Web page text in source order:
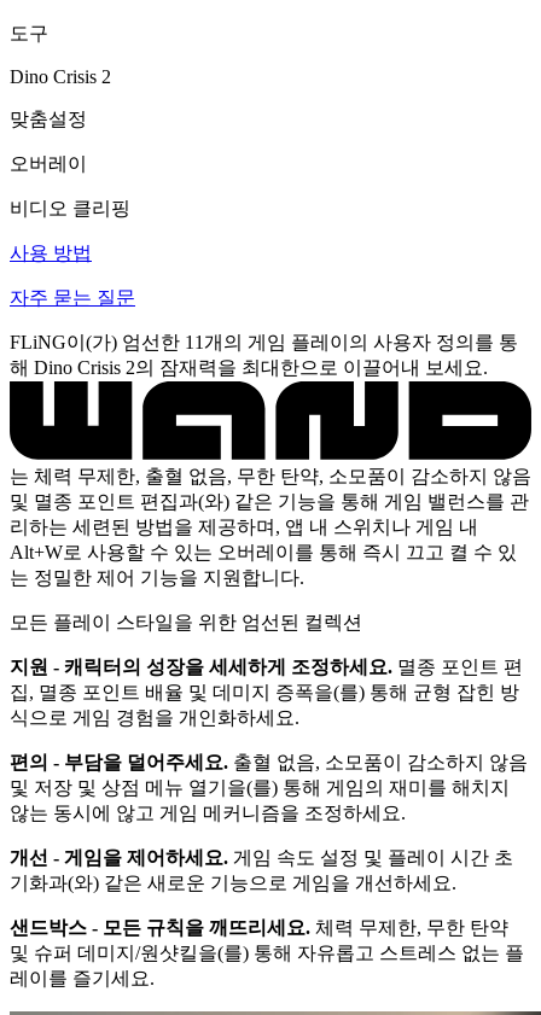
도구
Dino Crisis 2
맞춤설정
오버레이
비디오 클리핑
사용 방법
자주 묻는 질문
FLiNG이(가) 엄선한 11개의 게임 플레이의 사용자 정의를 통
해 Dino Crisis 2의 잠재력을 최대한으로 이끌어내 보세요.
는 체력 무제한, 출혈 없음, 무한 탄약, 소모품이 감소하지 않음
및 멸종 포인트 편집과(와) 같은 기능을 통해 게임 밸런스를 관
리하는 세련된 방법을 제공하며, 앱 내 스위치나 게임 내
Alt+W로 사용할 수 있는 오버레이를 통해 즉시 끄고 켤 수 있
는 정밀한 제어 기능을 지원합니다.
모든 플레이 스타일을 위한 엄선된 컬렉션
지원 - 캐릭터의 성장을 세세하게 조정하세요. 멸종 포인트 편
집, 멸종 포인트 배율 및 데미지 증폭을(를) 통해 균형 잡힌 방
식으로 게임 경험을 개인화하세요.
편의 - 부담을 덜어주세요. 출혈 없음, 소모품이 감소하지 않음
및 저장 및 상점 메뉴 열기을(를) 통해 게임의 재미를 해치지
않는 동시에 않고 게임 메커니즘을 조정하세요.
개선 - 게임을 제어하세요. 게임 속도 설정 및 플레이 시간 초
기화과(와) 같은 새로운 기능으로 게임을 개선하세요.
샌드박스 - 모든 규칙을 깨뜨리세요. 체력 무제한, 무한 탄약
및 슈퍼 데미지/원샷킬을(를) 통해 자유롭고 스트레스 없는 플
레이를 즐기세요.